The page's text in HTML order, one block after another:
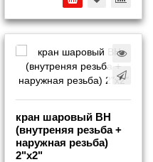
кран шаровый ВН
(внутреняя резьба +
наружная резьба)
2"х2"